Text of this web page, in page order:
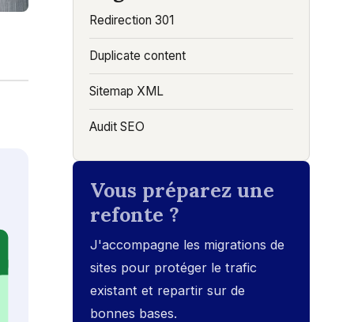
Redirection 301
Duplicate content
Sitemap XML
Audit SEO
Vous préparez une
refonte ?
J'accompagne les migrations de
sites pour protéger le trafic
existant et repartir sur de
bonnes bases.